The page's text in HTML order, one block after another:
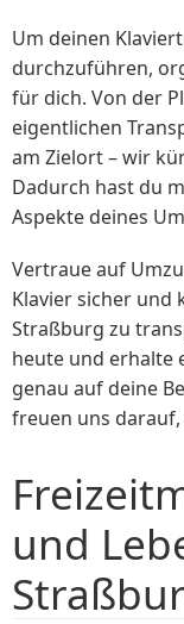
Um deinen
durchzuführen,
für dich. Von der
eigentlichen
am Zielort – wir
Dadurch hast du
Aspekte deines
Vertraue auf
Klavier sicher und
Straßburg zu
heute und erhalte
genau auf deine
freuen uns
und